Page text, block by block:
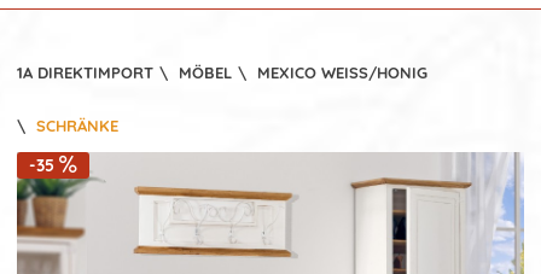
1A DIREKTIMPORT \ MÖBEL \ MEXICO WEISS/HONIG
\ SCHRÄNKE
-35